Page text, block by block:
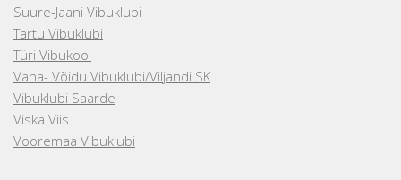
Suure-Jaani Vibuklubi
Tartu Vibuklubi
Türi Vibukool
Vana- Võidu Vibuklubi/Viljandi SK
Vibuklubi Saarde
Viska Viis
Vooremaa Vibuklubi